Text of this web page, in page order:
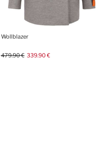
Wollblazer
479.90 € 339.90 €